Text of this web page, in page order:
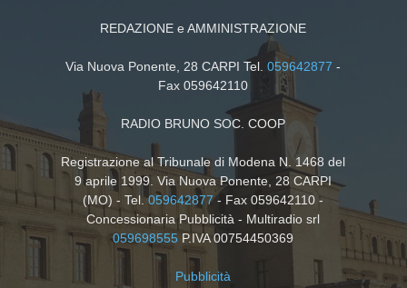
REDAZIONE e AMMINISTRAZIONE
Via Nuova Ponente, 28 CARPI Tel.059642877 -
Fax 059642110
RADIO BRUNO SOC. COOP
Registrazione al Tribunale di Modena N. 1468 del
9 aprile 1999. Via Nuova Ponente, 28 CARPI
(MO) - Tel.059642877- Fax 059642110 -
Concessionaria Pubblicità - Multiradio srl
059698555 P.IVA 00754450369
Pubblicità